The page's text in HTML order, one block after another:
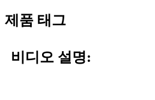
제품 태그
비디오 설명: